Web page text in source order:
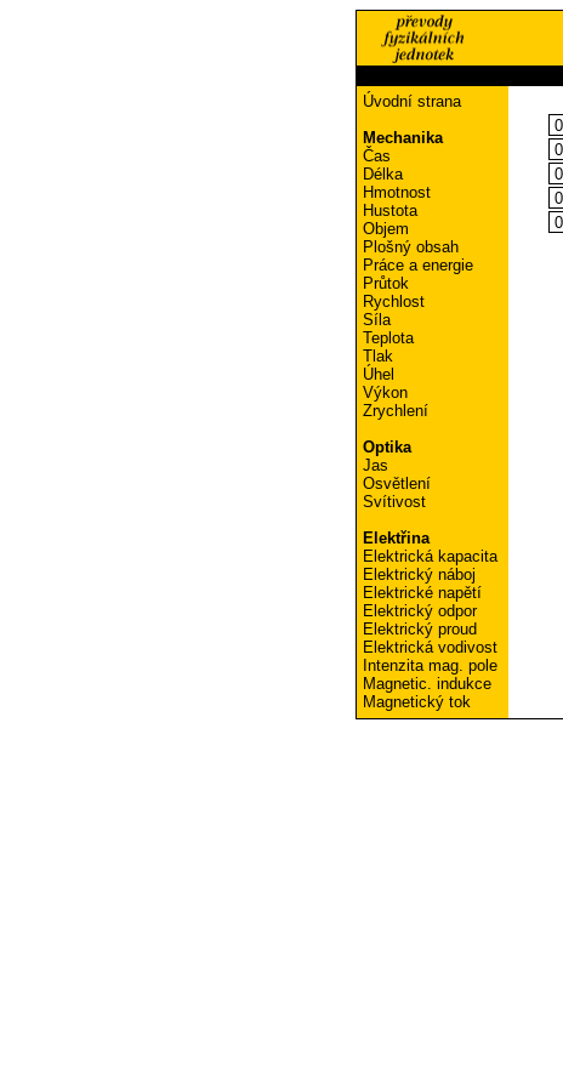
Úvodní strana
Mechanika
Čas
Délka
Hmotnost
Hustota
Objem
Plošný obsah
Práce a energie
Průtok
Rychlost
Síla
Teplota
Tlak
Úhel
Výkon
Zrychlení
Optika
Jas
Osvětlení
Svítivost
Elektřina
Elektrická kapacita
Elektrický náboj
Elektrické napětí
Elektrický odpor
Elektrický proud
Elektrická vodivost
Intenzita mag. pole
Magnetic. indukce
Magnetický tok